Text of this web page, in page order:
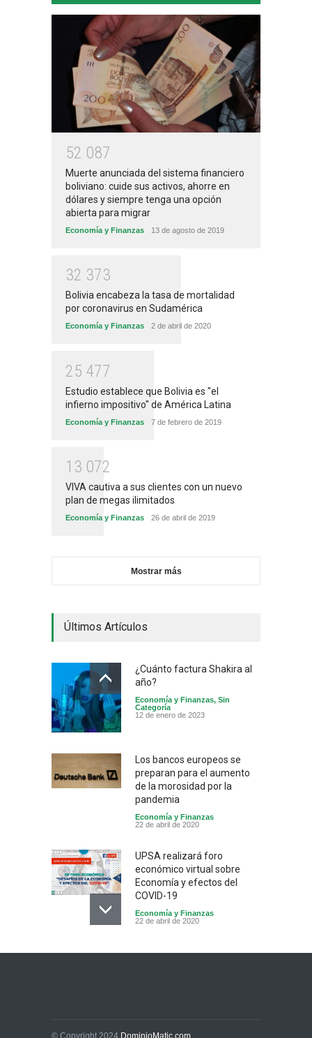
52 087
Muerte anunciada del sistema financiero
boliviano: cuide sus activos, ahorre en
dólares y siempre tenga una opción
abierta para migrar
Economía y Finanzas 13 de agosto de 2019
32 373
Bolivia encabeza la tasa de mortalidad
por coronavirus en Sudamérica
Economía y Finanzas 2 de abril de 2020
25 477
Estudio establece que Bolivia es "el
infierno impositivo" de América Latina
Economía y Finanzas 7 de febrero de 2019
1 3 072
VIVA cautiva a sus clientes con un nuevo
plan de megas ilimitados
Economía y Finanzas 26 de abril de 2019
Mostrar más
Últimos Artículos
¿Cuánto factura Shakira al
año?
Economía y Finanzas, Sin
Categoría
12 de enero de 2023
Los bancos europeos se
preparan para el aumento
de la morosidad por la
pandemia
Economía y Finanzas
22 de abril de 2020
UPSA realizará foro
económico virtual sobre
Economía y efectos del
COVID-19
Economía y Finanzas
22 de abril de 2020
PIB de Bolivia registró un
© Copyright 2024 DominioMatic.com